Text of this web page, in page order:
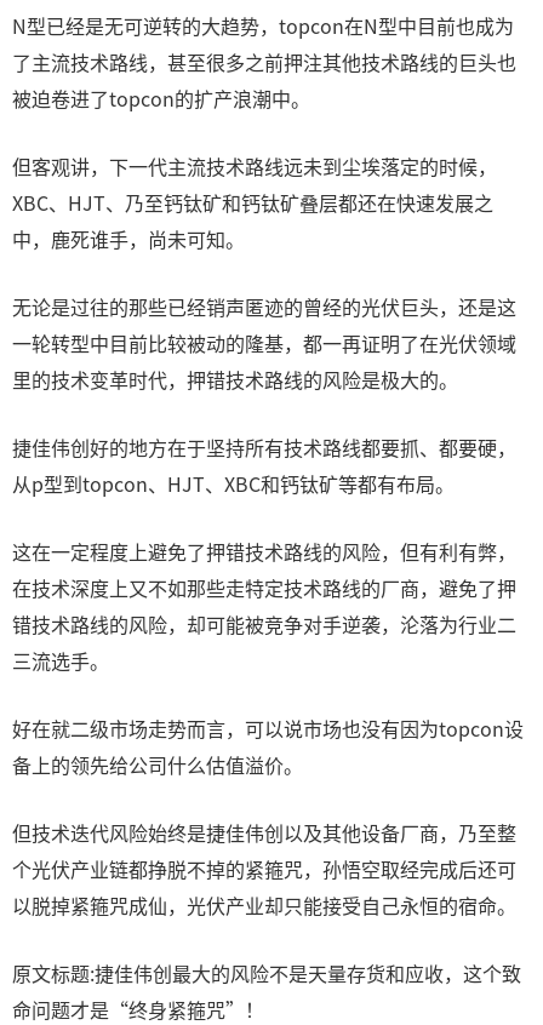
N型已经是无可逆转的大趋势，topcon在N型中目前也成为
了主流技术路线，甚至很多之前押注其他技术路线的巨头也
被迫卷进了topcon的扩产浪潮中。
但客观讲，下一代主流技术路线远未到尘埃落定的时候，
XBC、HJT、乃至钙钛矿和钙钛矿叠层都还在快速发展之
中，鹿死谁手，尚未可知。
无论是过往的那些已经销声匿迹的曾经的光伏巨头，还是这
一轮转型中目前比较被动的隆基，都一再证明了在光伏领域
里的技术变革时代，押错技术路线的风险是极大的。
捷佳伟创好的地方在于坚持所有技术路线都要抓、都要硬，
从p型到topcon、HJT、XBC和钙钛矿等都有布局。
这在一定程度上避免了押错技术路线的风险，但有利有弊，
在技术深度上又不如那些走特定技术路线的厂商，避免了押
错技术路线的风险，却可能被竞争对手逆袭，沦落为行业二
三流选手。
好在就二级市场走势而言，可以说市场也没有因为topcon设
备上的领先给公司什么估值溢价。
但技术迭代风险始终是捷佳伟创以及其他设备厂商，乃至整
个光伏产业链都挣脱不掉的紧箍咒，孙悟空取经完成后还可
以脱掉紧箍咒成仙，光伏产业却只能接受自己永恒的宿命。
原文标题:捷佳伟创最大的风险不是天量存货和应收，这个致
命问题才是“终身紧箍咒”！